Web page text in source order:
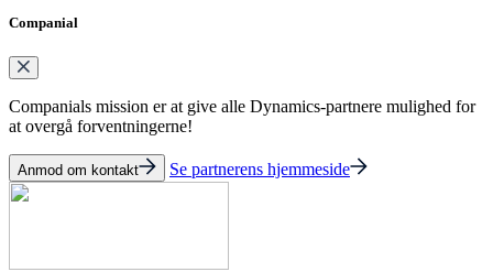
Companial
Companials mission er at give alle Dynamics-partnere mulighed for
at overgå forventningerne!
Anmod om kontakt Se partnerens hjemmeside